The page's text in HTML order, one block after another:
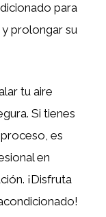
para
prolongar su
tu aire
Si tienes
es
en
¡Disfruta